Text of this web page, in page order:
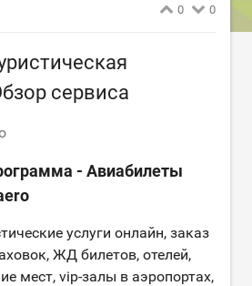
0 0
сервиса
- Авиабилеты
услуги онлайн, заказ
ЖД билетов, отелей,
мест, vip-залы в аэропортах,